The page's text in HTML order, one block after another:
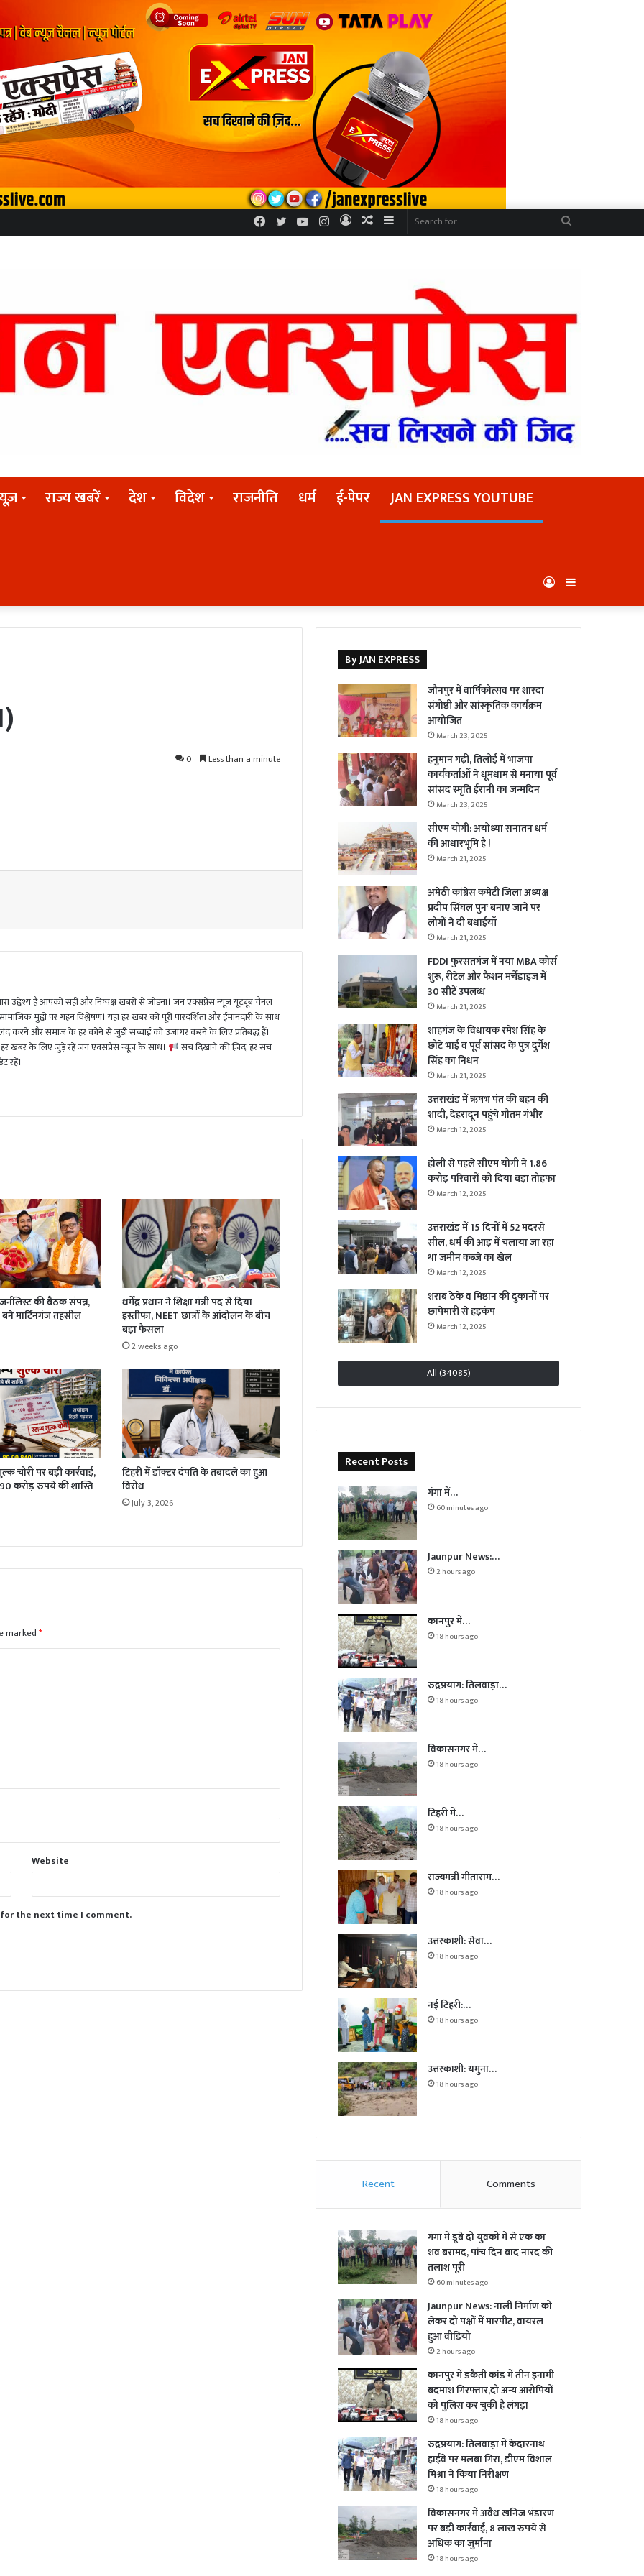
Sidebar
Random
Log
Instagram
YouTube
Twitter
Facebook
राज्य खबरें देश विदेश राजनीति धर्म ई-पेपर
JAN EXPRESS YOUTUBE
Log
In
0 Less than a minute
उद्देश्य है आपको सही और निष्पक्ष खबरों से जोड़ना। जन एक्सप्रेस न्यूज़ यूट्यूब चैनल
मुद्दों पर गहन विश्लेषण। यहां हर खबर को पूरी पारदर्शिता और ईमानदारी के साथ
करने और समाज के हर कोने से जुड़ी सच्चाई को उजागर करने के लिए प्रतिबद्ध हैं।
हर खबर के लिए जुड़े रहें जन एक्सप्रेस न्यूज़ के साथ।
सच दिखाने की ज़िद, हर सच
रहें।
की बैठक संपन्न,
मार्टिनगंज तहसील
धर्मेंद्र प्रधान ने शिक्षा मंत्री पद से दिया
इस्तीफा, NEET छात्रों के आंदोलन के बीच
बड़ा फैसला
2 weeks ago
चोरी पर बड़ी कार्रवाई,
करोड़ रुपये की शास्ति
टिहरी में डॉक्टर दंपति के तबादले का हुआ
विरोध
July 3, 2026
marked*
Website
the next time I comment.
By JAN EXPRESS
जौनपुर में वार्षिकोत्सव पर शारदा
संगोष्ठी और सांस्कृतिक कार्यक्रम
आयोजित
March 23, 2025
हनुमान गढ़ी, तिलोई में भाजपा
कार्यकर्ताओं ने धूमधाम से मनाया पूर्व
सांसद स्मृति ईरानी का जन्मदिन
March 23, 2025
सीएम योगी: अयोध्या सनातन धर्म
की आधारभूमि है !
March 21, 2025
अमेठी कांग्रेस कमेटी जिला अध्यक्ष
प्रदीप सिंघल पुनः बनाए जाने पर
लोगों ने दी बधाईयाँ
March 21, 2025
FDDI फुरसतगंज में नया MBA कोर्स
शुरू, रीटेल और फैशन मर्चेंडाइज में
30 सीटें उपलब्ध
March 21, 2025
शाहगंज के विधायक रमेश सिंह के
छोटे भाई व पूर्व सांसद के पुत्र दुर्गेश
सिंह का निधन
March 21, 2025
उत्तराखंड में ऋषभ पंत की बहन की
शादी, देहरादून पहुंचे गौतम गंभीर
March 12, 2025
होली से पहले सीएम योगी ने 1.86
करोड़ परिवारों को दिया बड़ा तोहफा
March 12, 2025
उत्तराखंड में 15 दिनों में 52 मदरसे
सील, धर्म की आड़ में चलाया जा रहा
था जमीन कब्जे का खेल
March 12, 2025
शराब ठेके व मिष्ठान की दुकानों पर
छापेमारी से हड़कंप
March 12, 2025
All (34085)
Recent Posts
गंगा में…
60 minutes ago
Jaunpur News:…
2 hours ago
कानपुर में…
18 hours ago
रुद्रप्रयाग: तिलवाड़ा…
18 hours ago
विकासनगर में…
18 hours ago
टिहरी में…
18 hours ago
राज्यमंत्री गीताराम…
18 hours ago
उत्तरकाशी: सेवा…
18 hours ago
नई टिहरी:…
18 hours ago
उत्तरकाशी: यमुना…
18 hours ago
Recent Comments
गंगा में डूबे दो युवकों में से एक का
शव बरामद, पांच दिन बाद नारद की
तलाश पूरी
60 minutes ago
Jaunpur News: नाली निर्माण को
लेकर दो पक्षों में मारपीट, वायरल
हुआ वीडियो
2 hours ago
कानपुर में डकैती कांड में तीन इनामी
बदमाश गिरफ्तार,दो अन्य आरोपियों
को पुलिस कर चुकी है लंगड़ा
18 hours ago
रुद्रप्रयाग: तिलवाड़ा में केदारनाथ
हाईवे पर मलबा गिरा, डीएम विशाल
मिश्रा ने किया निरीक्षण
18 hours ago
विकासनगर में अवैध खनिज भंडारण
पर बड़ी कार्रवाई, 8 लाख रुपये से
अधिक का जुर्माना
18 hours ago